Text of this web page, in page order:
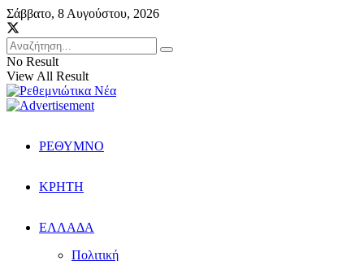
Σάββατο, 8 Αυγούστου, 2026
No Result
View All Result
ΡΕΘΥΜΝΟ
ΚΡΗΤΗ
ΕΛΛΑΔΑ
Πολιτική